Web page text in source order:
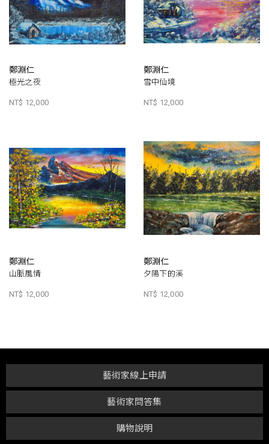
鄭淵仁
極光之夜
NT$ 12,000
鄭淵仁
雪中仙境
NT$ 12,000
鄭淵仁
山脈風情
NT$ 12,000
鄭淵仁
夕陽下的溪
NT$ 12,000
購物說明
藝術家問答集
藝術家線上申請